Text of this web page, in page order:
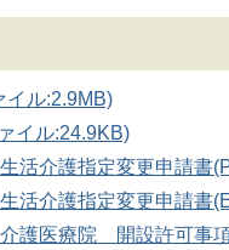
イル:2.9MB)
イル:24.9KB)
活介護指定変更申請書
活介護指定変更申請書
護医療院 開設許可事